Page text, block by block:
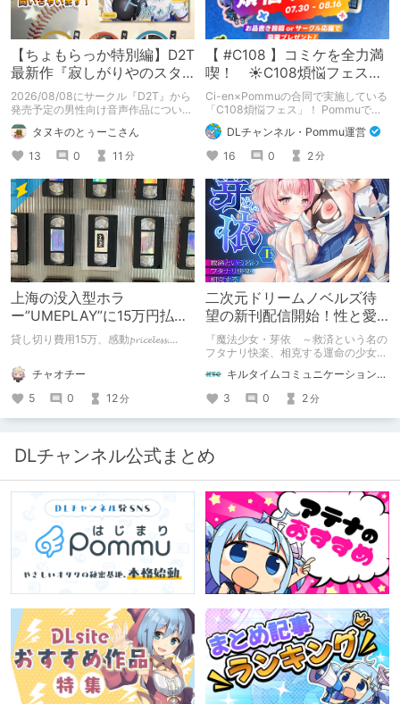
【ちょもらっか特別編】D2T
最新作『寂しがりやのスタ
ーダストと触れあって』制
作陣にインタビュー！🎤
2026/08/08にサークル『D2T』から
発売予定の男性向け音声作品について
逆神ラニさんと不束こけしさんにお話
聞いちゃいました！夏コミに関する告
知もあります！
タヌキのとぅーこさん
13
0 11 分
【 #C108 】コミケを全力満
喫！ ☀C108煩悩フェス☀
Pommu版のご案内
Ci-en×Pommuの合同で実施している
「C108煩悩フェス」！ Pommuでの
参加方法について、改めてこちらでも
ご案内いたします！
DLチャンネル・Pommu運営
16
0 2分
上海の没入型ホラ
ー”UMEPLAY”に15万円払っ
たら、2作品とも号泣した※
貸し切り費用15万、感動𝓹𝓻𝓲𝓬𝓮𝓵𝓮𝓼𝓼....
チャオチー
5
0 12分
二次元ドリームノベルズ待
望の新刊配信開始！性と愛
が渦巻く、ファンタジー官
能小説開幕！
『魔法少女・芽依 ～救済という名の
フタナリ快楽、相克する運命の少女た
ト：鳩春 一気に上・下巻が同時配
信！
キルタイムコミュニケーション（KTC）の作品を一人でも多くの人に知ってほしい人
3
0 2分
DLチャンネル公式まとめ